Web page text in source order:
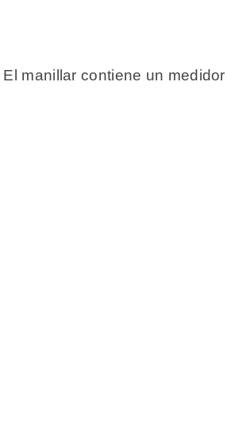
manillar contiene un